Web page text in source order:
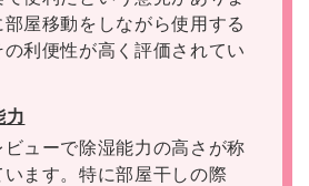
屋移動をしながら使用する
利便性が高く評価されてい
力
ビューで除湿能力の高さが称
ます。特に部屋干しの際